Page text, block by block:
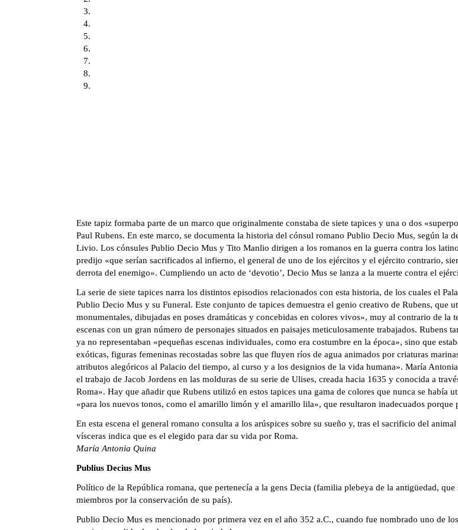
Este tapiz formaba parte de un marco que originalmente constaba de siete tapices y una o dos
Paul Rubens. En este marco, se documenta la historia del cónsul romano Publio Decio Mus, según
Livio. Los cónsules Publio Decio Mus y Tito Manlio dirigen a los romanos en la guerra contra los
predijo «que serían sacrificados al infierno, el general de uno de los ejércitos y el ejército contrario,
derrota del enemigo». Cumpliendo un acto de ‘devotio’, Decio Mus se lanza a la muerte contra el
La serie de siete tapices narra los distintos episodios relacionados con esta historia, de los cuales el
Publio Decio Mus y su Funeral. Este conjunto de tapices demuestra el genio creativo de Rubens, que
monumentales, dibujadas en poses dramáticas y concebidas en colores vivos», muy al contrario de la
escenas con un gran número de personajes situados en paisajes meticulosamente trabajados. Rubens
ya no representaban «pequeñas escenas individuales, como era costumbre en la época», sino que
exóticas, figuras femeninas recostadas sobre las que fluyen ríos de agua animados por criaturas
atributos alegóricos al Palacio del tiempo, al curso y a los designios de la vida humana». María
el trabajo de Jacob Jordens en las molduras de su serie de Ulises, creada hacia 1635 y conocida a
Roma». Hay que añadir que Rubens utilizó en estos tapices una gama de colores que nunca se
«para los nuevos tonos, como el amarillo limón y el amarillo lila», que resultaron inadecuados
En esta escena el general romano consulta a los arúspices sobre su sueño y, tras el sacrificio del
vísceras indica que es el elegido para dar su vida por Roma.
María Antonia Quina
Publius Decius Mus
Político de la República romana, que pertenecía a la gens Decia (familia plebeya de la antigüedad,
miembros por la conservación de su país).
Publio Decio Mus es mencionado por primera vez en el año 352 a.C., cuando fue nombrado uno de